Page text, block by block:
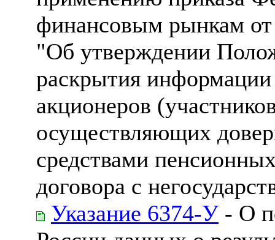
финансовым рынкам
"Об утверждении
раскрытия информации
акционеров
осуществляющих
средствами
договора с
Указание 6374-У - О